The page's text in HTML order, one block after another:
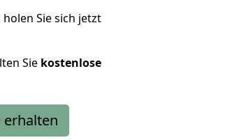
holen Sie sich jetzt
Sie kostenlose
erhalten